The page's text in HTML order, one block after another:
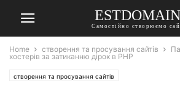
ESTDOMAIN
Самостійно створюємо
Home створення та просування сайтів
хостерів за затиканню дірок в PHP
створення та просування сайтів